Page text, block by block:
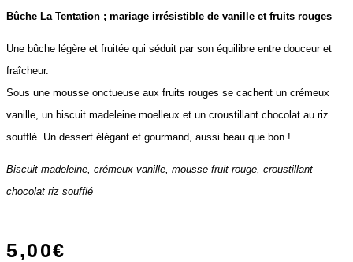
Bûche La Tentation ; mariage irrésistible de vanille et fruits rouges
Une bûche légère et fruitée qui séduit par son équilibre entre douceur et
fraîcheur.
Sous une mousse onctueuse aux fruits rouges se cachent un crémeux
vanille, un biscuit madeleine moelleux et un croustillant chocolat au riz
soufflé. Un dessert élégant et gourmand, aussi beau que bon !
Biscuit madeleine, crémeux vanille, mousse fruit rouge, croustillant
chocolat riz soufflé
5,00€